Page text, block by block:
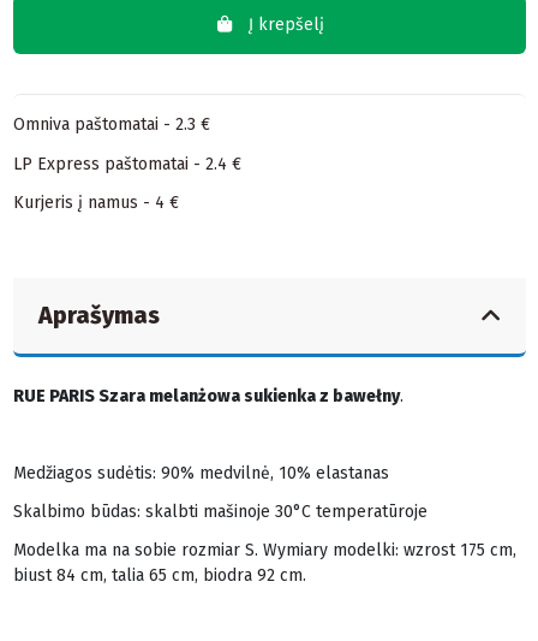
Į krepšelį
Omniva paštomatai - 2.3 €
LP Express paštomatai - 2.4 €
Kurjeris į namus - 4 €
Aprašymas
RUE PARIS Szara melanżowa sukienka z bawełny.
Medžiagos sudėtis: 90% medvilnė, 10% elastanas
Skalbimo būdas: skalbti mašinoje 30°C temperatūroje
Modelka ma na sobie rozmiar S. Wymiary modelki: wzrost 175 cm,
biust 84 cm, talia 65 cm, biodra 92 cm.